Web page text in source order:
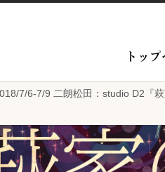
トッ
7/6-7/9 二朗松田：studio D2『